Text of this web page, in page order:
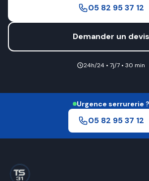
05 82 95 37 12
Demander un devis
24h/24 • 7j/7 • 30 min
Urgence serrurerie ?
05 82 95 37 12